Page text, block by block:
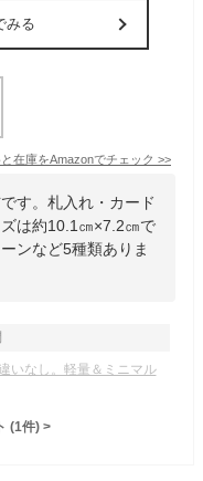
みる
在庫をAmazonでチェック >>
す。札入れ・カード
は約10.1㎝×7.2㎝で
ンなど5種類ありま
いなし。軽量＆ミニマル
(1件) >